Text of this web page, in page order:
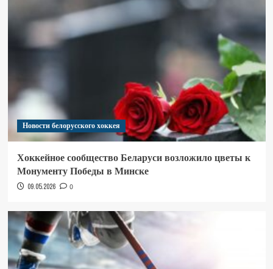
Новости белорусского хоккея
Хоккейное сообщество Беларуси возложило цветы к
Монументу Победы в Минске
09.05.2026 0